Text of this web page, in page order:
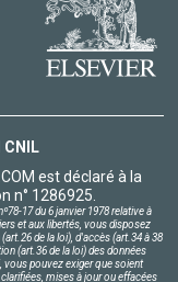
CNIL
est déclaré à la
n° 1286925.
17 du 6 janvier 1978 relative à
et aux libertés, vous disposez
de la loi), d'accès (art.34 à 38
(art.36 de la loi) des données
vous pouvez exiger que soient
mises à jour ou effacées